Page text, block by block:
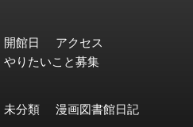
開館日
アクセス
やりたいこと募集
未分類
漫画図書館日記